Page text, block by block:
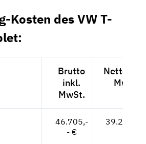
Kosten des VW T-
Brutto
inkl.
MwSt.
Netto
MwSt.
46.705,-
- €
39.248,--